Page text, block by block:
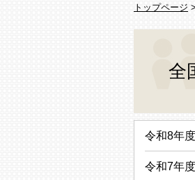
トップページ >
全
令和8年度
令和7年度